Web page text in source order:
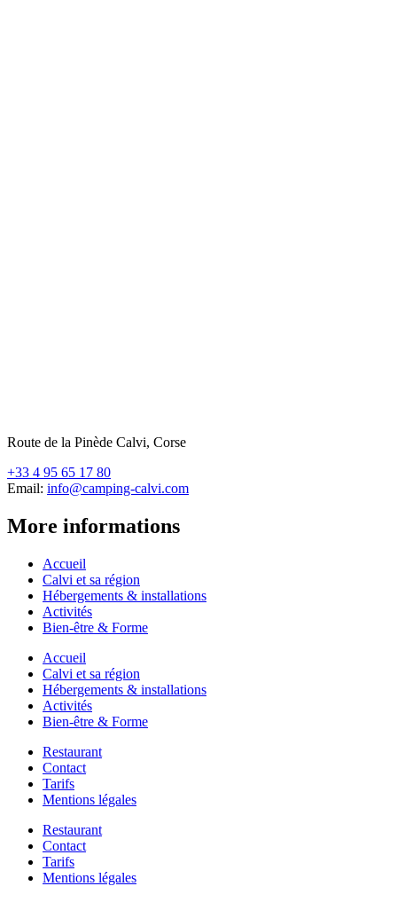
Route de la Pinède Calvi, Corse
+33 4 95 65 17 80
Email: info@camping-calvi.com
More informations
Accueil
Calvi et sa région
Hébergements & installations
Activités
Bien-être & Forme
Accueil
Calvi et sa région
Hébergements & installations
Activités
Bien-être & Forme
Restaurant
Contact
Tarifs
Mentions légales
Restaurant
Contact
Tarifs
Mentions légales